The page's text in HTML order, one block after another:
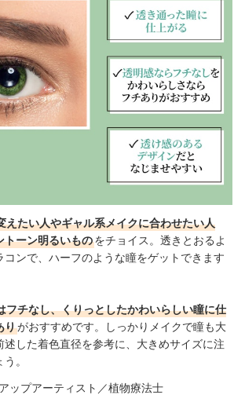
えたい人やギャル系メイクに合わせたい人
トーン明るいものをチョイス。透きとおるよ
コンで、ハーフのような瞳をゲットできます
フチなし、くりっとしたかわいらしい瞳に仕
りがおすすめです。しっかりメイクで瞳も大
述した着色直径を参考に、大きめサイズに注
。
ップアーティスト／植物療法士